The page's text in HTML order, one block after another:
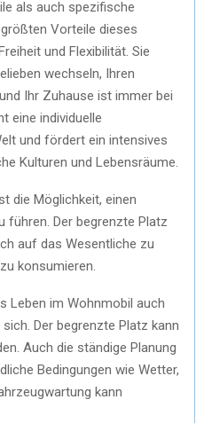
als auch spezifische
Vorteile dieses
und Flexibilität. Sie
wechseln, Ihren
Ihr Zuhause ist immer bei
eine individuelle
und fördert ein intensives
Kulturen und Lebensräume.
die Möglichkeit, einen
führen. Der begrenzte Platz
auf das Wesentliche zu
konsumieren.
Leben im Wohnmobil auch
Der begrenzte Platz kann
Auch die ständige Planung
Bedingungen wie Wetter,
kann